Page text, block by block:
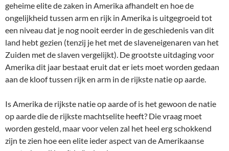
geheime elite de zaken in Amerika afhandelt en hoe de
ongelijkheid tussen arm en rijk in Amerika is uitgegroeid tot
een niveau dat je nog nooit eerder in de geschiedenis van dit
land hebt gezien (tenzij je het met de slaveneigenaren van het
Zuiden met de slaven vergelijkt). De grootste uitdaging voor
Amerika dit jaar bestaat eruit dat er iets moet worden gedaan
aan de kloof tussen rijk en arm in de rijkste natie op aarde.
Is Amerika de rijkste natie op aarde of is het gewoon de natie
op aarde die de rijkste machtselite heeft? Die vraag moet
worden gesteld, maar voor velen zal het heel erg schokkend
zijn te zien hoe een elite ieder aspect van de Amerikaanse